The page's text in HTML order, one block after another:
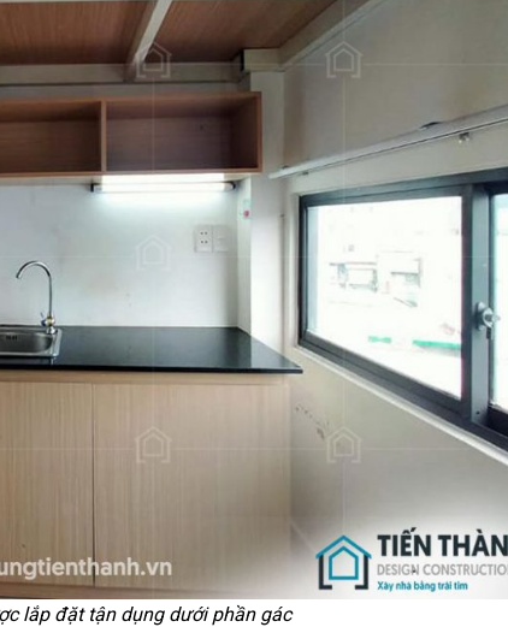
lắp đặt tận dụng dưới phần gác